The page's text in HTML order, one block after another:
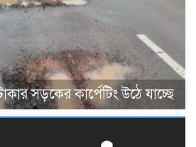
সড়কের কার্পেটিং উঠে যাচ্ছে